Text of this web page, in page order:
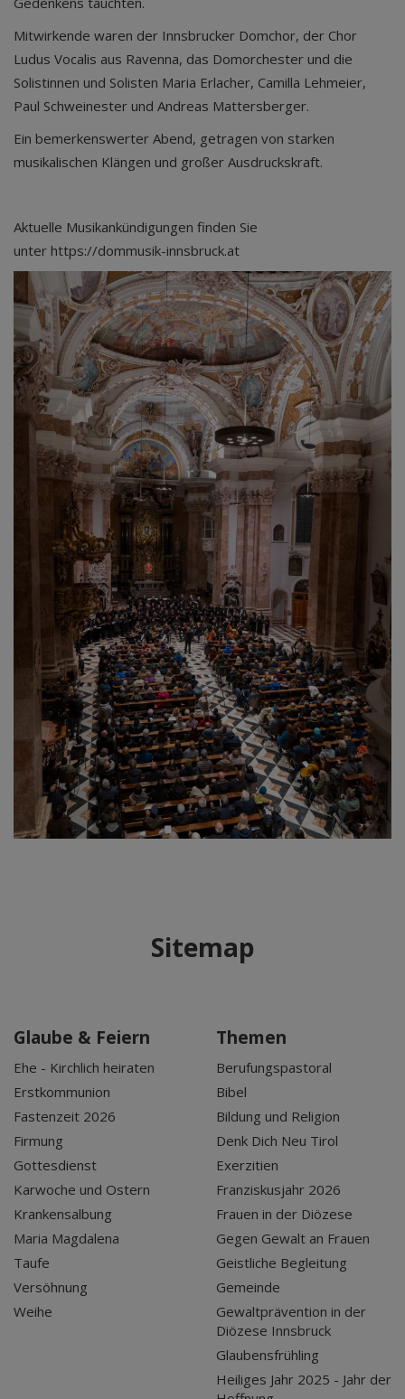
Mitwirkende waren der Innsbrucker Domchor, der Chor
Ludus Vocalis aus Ravenna, das Domorchester und die
Solistinnen und Solisten Maria Erlacher, Camilla Lehmeier,
Paul Schweinester und Andreas Mattersberger.
Ein bemerkenswerter Abend, getragen von starken
musikalischen Klängen und großer Ausdruckskraft.
Aktuelle Musikankündigungen finden Sie
unter https://dommusik-innsbruck.at
Sitemap
Glaube & Feiern
Ehe - Kirchlich heiraten
Erstkommunion
Fastenzeit 2026
Firmung
Gottesdienst
Karwoche und Ostern
Krankensalbung
Maria Magdalena
Taufe
Versöhnung
Weihe
Themen
Berufungspastoral
Bibel
Bildung und Religion
Denk Dich Neu Tirol
Exerzitien
Franziskusjahr 2026
Frauen in der Diözese
Gegen Gewalt an Frauen
Geistliche Begleitung
Gemeinde
Gewaltprävention in der
Diözese Innsbruck
Glaubensfrühling
Heiliges Jahr 2025 - Jahr der